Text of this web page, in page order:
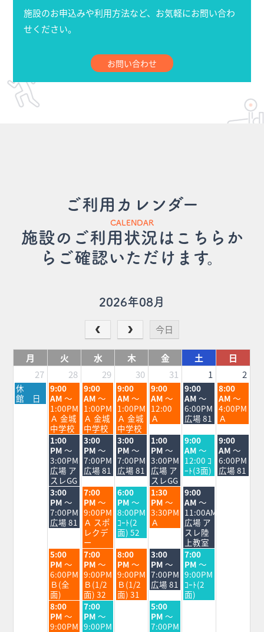
施設のお申込みや利用方法など、お気軽にお問い合わ
せください。
お問い合わせ
ご利用カレンダー
CALENDAR
施設のご利用状況はこちらか
らご確認いただけます。
2026年08月
今日
月 火 水 木 金 土
日
27
28 29 30 31 1 2
月
曜
日,
休
館 日
火
曜
日,
7
月
28th
2026
9:00
AM ～
1:00PM
Ａ 金城
中学校
水
曜
日,
7
月
29th
2026
9:00
AM ～
1:00PM
Ａ 金城
中学校
木
曜
日,
7
月
30th
2026
9:00
AM ～
1:00PM
Ａ 金城
中学校
金
曜
日,
7
月
31st
2026
9:00
AM ～
12:00
Ａ
土
曜
日,
8
月
1st
2026
9:00
AM ～
6:00PM
広場 81
日
曜
日,
8
月
2nd
2026
8:00
AM ～
4:00PM
Ａ
火
曜
日,
7
月
28th
2026
1:00
PM ～
3:00PM
広場 ア
スレGG
水
曜
日,
7
月
29th
2026
3:00
PM ～
7:00PM
広場 81
木
曜
日,
7
月
30th
2026
3:00
PM ～
7:00PM
広場 81
金
曜
日,
7
月
31st
2026
1:00
PM ～
3:00PM
広場 ア
スレGG
土
曜
日,
8
月
1st
2026
9:00
AM ～
12:00 ｺ
ｰﾄ(3面)
日
曜
日,
8
月
9:00
AM ～
6:00PM
広場 81
火
曜
日,
7
月
2026
3:00
PM ～
7:00PM
広場 81
水
曜
日,
7
月
29th
2026
7:00
PM ～
9:00PM
Ａ スポ
レクデ
ー
木
曜
日,
7
月
30th
2026
6:00
PM ～
8:00PM
ｺｰﾄ(2
面) 52
金
曜
日,
7
月
2026
1:30
PM ～
3:30PM
Ａ
土
曜
日,
8
月
1st
2026
9:00
AM ～
11:00AM
広場 ア
スレ陸
上教室
火
曜
日,
7
月
28th
2026
5:00
PM ～
6:00PM
Ｂ(全
面)
水
曜
日,
7
月
29th
2026
7:00
PM ～
9:00PM
Ｂ(1/2
面) 32
木
曜
日,
7
月
30th
8:00
PM ～
9:00PM
Ｂ(1/2
面) 31
金
曜
日,
7
月
31st
2026
3:00
PM ～
7:00PM
広場 81
土
曜
日,
8
月
1st
7:00
PM ～
9:00PM
ｺｰﾄ(2
面)
火
曜
日,
8:00
PM ～
9:00PM
水
曜
日,
7:00
PM ～
9:00PM
金
曜
日,
5:00
PM ～
7:00PM